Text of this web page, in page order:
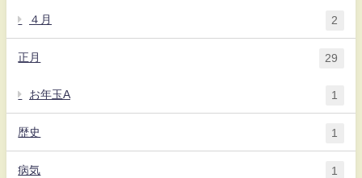
４月 2
正月 29
お年玉A 1
歴史 1
病気 1